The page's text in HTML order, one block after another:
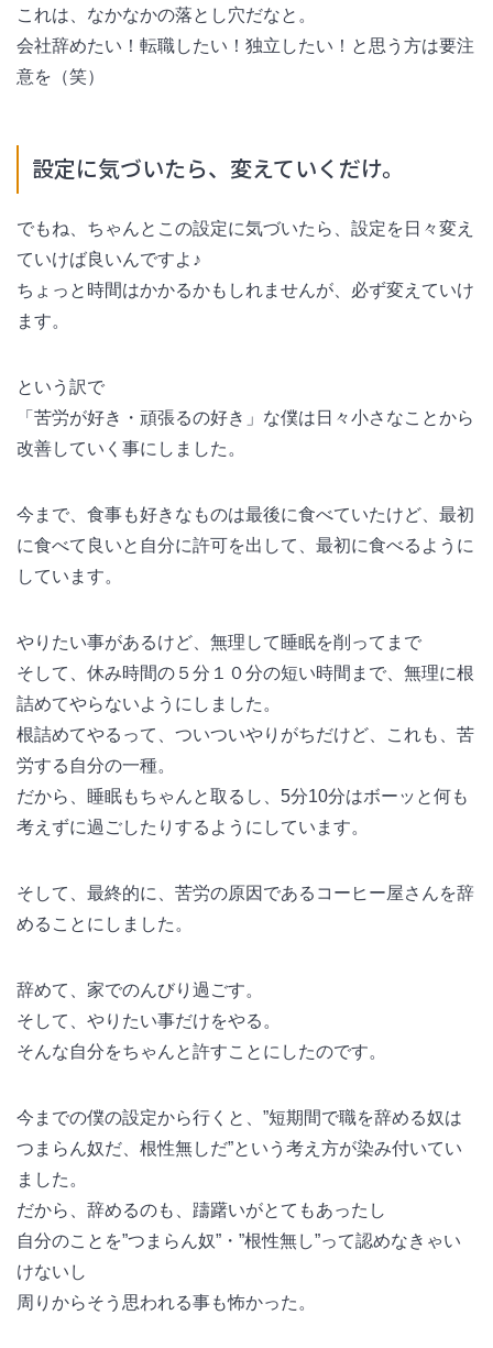
これは、なかなかの落とし穴だなと。
会社辞めたい！転職したい！独立したい！と思う方は要注
意を（笑）
設定に気づいたら、変えていくだけ。
でもね、ちゃんとこの設定に気づいたら、設定を日々変え
ていけば良いんですよ♪
ちょっと時間はかかるかもしれませんが、必ず変えていけ
ます。
という訳で
「苦労が好き・頑張るの好き」な僕は日々小さなことから
改善していく事にしました。
今まで、食事も好きなものは最後に食べていたけど、最初
に食べて良いと自分に許可を出して、最初に食べるように
しています。
やりたい事があるけど、無理して睡眠を削ってまで
そして、休み時間の５分１０分の短い時間まで、無理に根
詰めてやらないようにしました。
根詰めてやるって、ついついやりがちだけど、これも、苦
労する自分の一種。
だから、睡眠もちゃんと取るし、5分10分はボーッと何も
考えずに過ごしたりするようにしています。
そして、最終的に、苦労の原因であるコーヒー屋さんを辞
めることにしました。
辞めて、家でのんびり過ごす。
そして、やりたい事だけをやる。
そんな自分をちゃんと許すことにしたのです。
今までの僕の設定から行くと、”短期間で職を辞める奴は
つまらん奴だ、根性無しだ”という考え方が染み付いてい
ました。
だから、辞めるのも、躊躇いがとてもあったし
自分のことを”つまらん奴”・”根性無し”って認めなきゃい
けないし
周りからそう思われる事も怖かった。